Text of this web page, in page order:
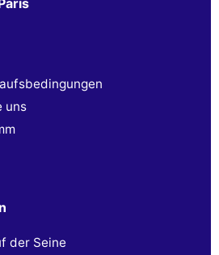
uns
der Seine